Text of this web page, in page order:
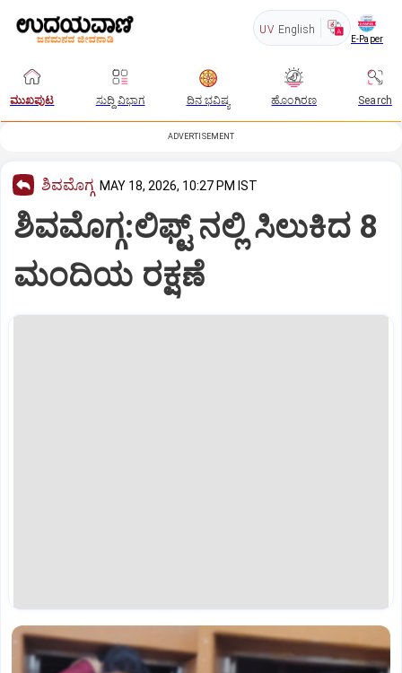
UV English
E-Paper
ಮುಖಪುಟ ಸುದ್ದಿ ವಿಭಾಗ ದಿನ ಭವಿಷ್ಯ ಹೊಂಗಿರಣ Search
ADVERTISEMENT
ಶಿವಮೊಗ್ಗ MAY 18, 2026, 10:27 PM IST
ಶಿವಮೊಗ್ಗ:ಲಿಫ್ಟ್ ನಲ್ಲಿ ಸಿಲುಕಿದ 8
ಮಂದಿಯ ರಕ್ಷಣೆ